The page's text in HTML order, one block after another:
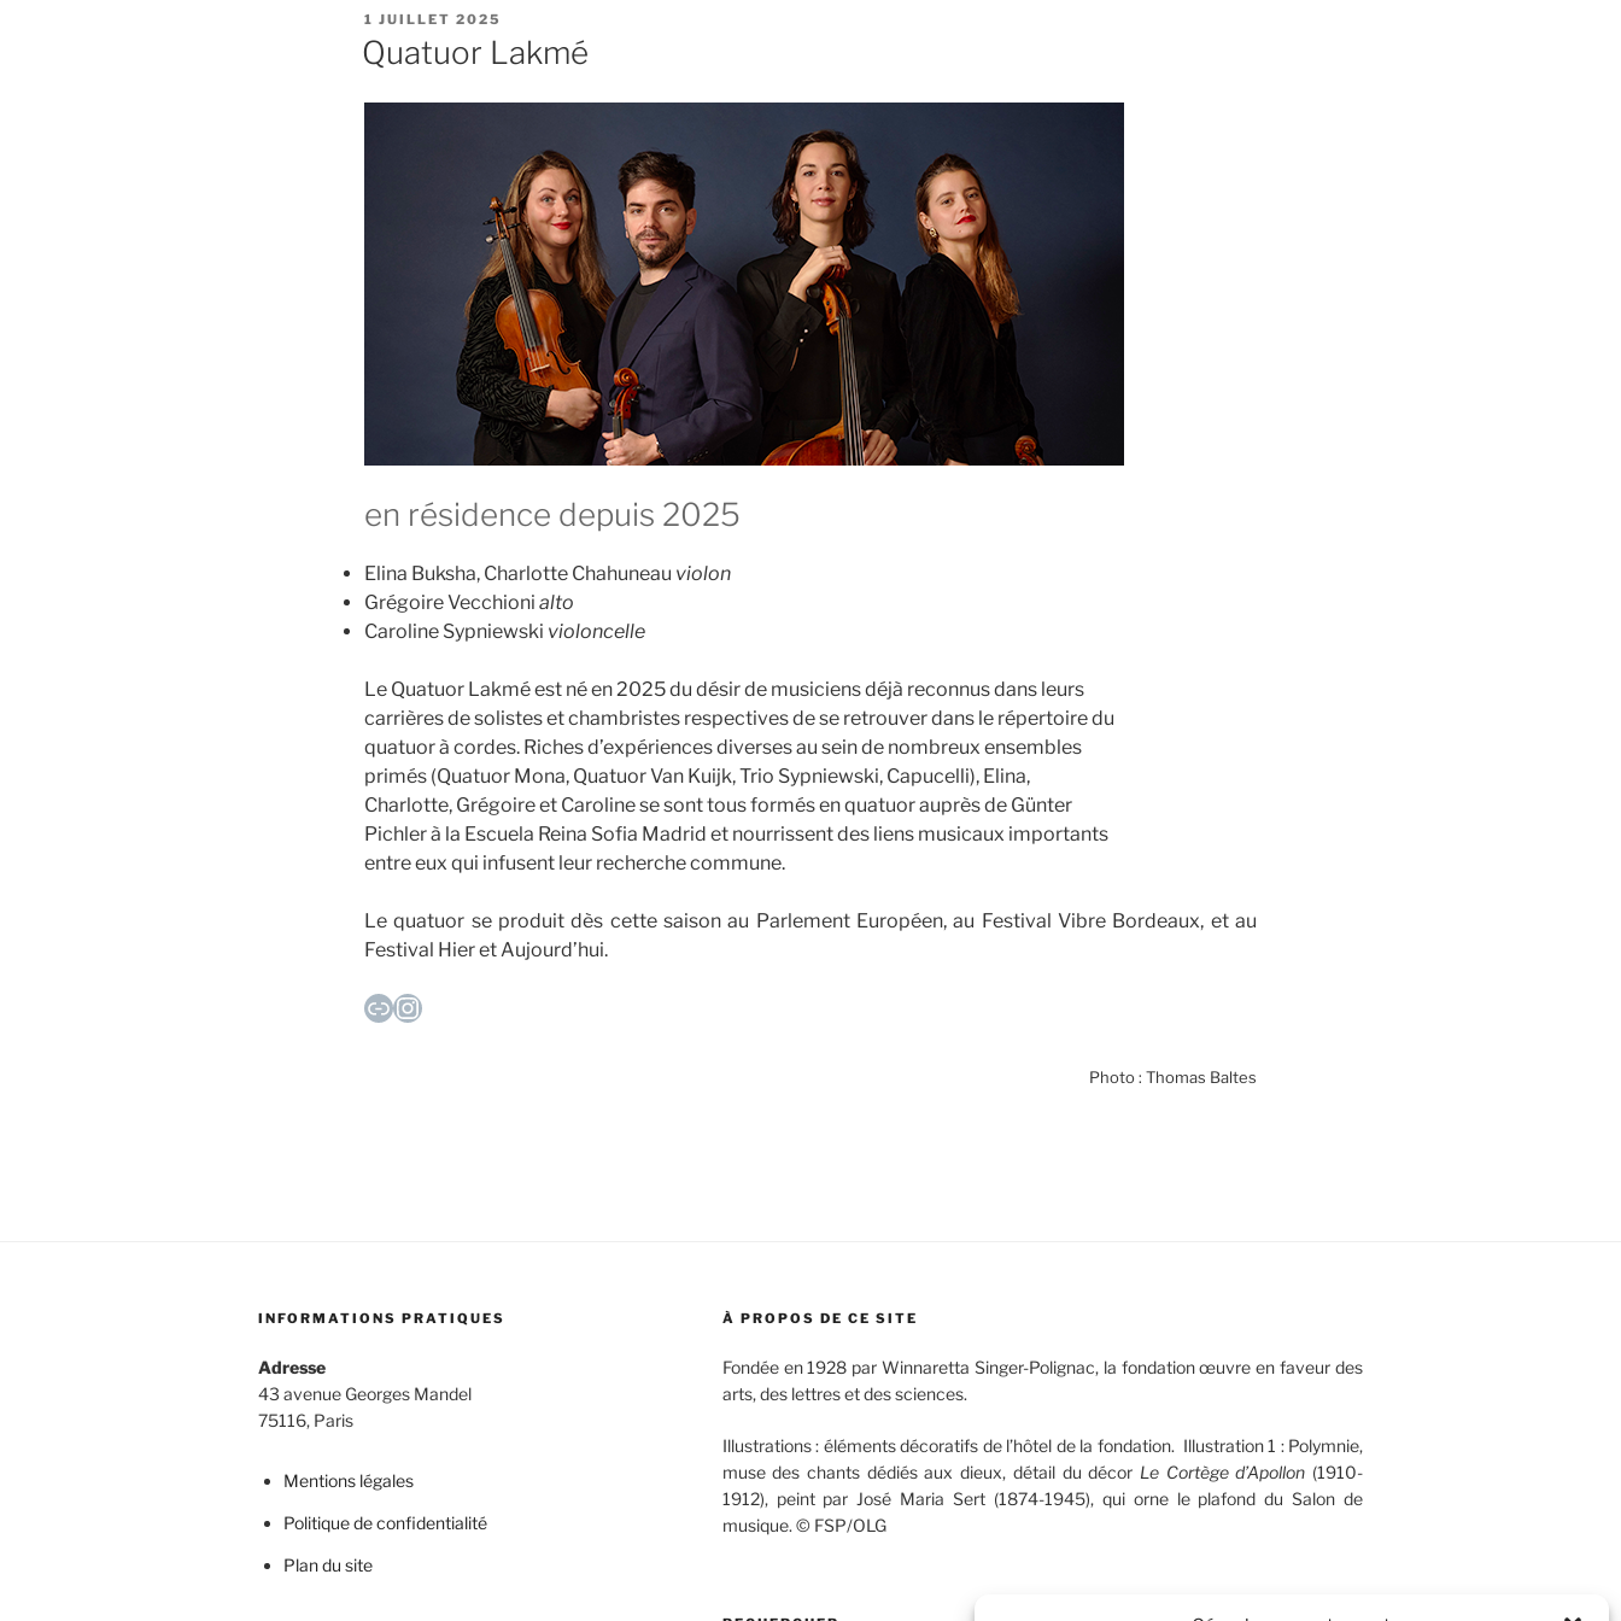
PUBLIÉ
LE
1 JUILLET 2025
Quatuor Lakmé
en résidence depuis 2025
Elina Buksha, Charlotte Chahuneau violon
Grégoire Vecchioni alto
Caroline Sypniewski violoncelle
Le Quatuor Lakmé est né en 2025 du désir de musiciens déjà reconnus dans leurs
carrières de solistes et chambristes respectives de se retrouver dans le répertoire du
quatuor à cordes. Riches d’expériences diverses au sein de nombreux ensembles
primés (Quatuor Mona, Quatuor Van Kuijk, Trio Sypniewski, Capucelli), Elina,
Charlotte, Grégoire et Caroline se sont tous formés en quatuor auprès de Günter
Pichler à la Escuela Reina Sofia Madrid et nourrissent des liens musicaux importants
entre eux qui infusent leur recherche commune.
Le quatuor se produit dès cette saison au Parlement Européen, au Festival Vibre Bordeaux, et au
Festival Hier et Aujourd’hui.
LienInstagram
Photo : Thomas Baltes
INFORMATIONS PRATIQUES
Adresse
43 avenue Georges Mandel
75116, Paris
Mentions légales
Politique de confidentialité
Plan du site
À PROPOS DE CE SITE
Fondée en 1928 par Winnaretta Singer-Polignac, la fondation œuvre en faveur des
arts, des lettres et des sciences.
Illustrations : éléments décoratifs de l’hôtel de la fondation. Illustration 1 : Polymnie,
muse des chants dédiés aux dieux, détail du décor Le Cortège d’Apollon (1910-
1912), peint par José Maria Sert (1874-1945), qui orne le plafond du Salon de
musique. © FSP/OLG